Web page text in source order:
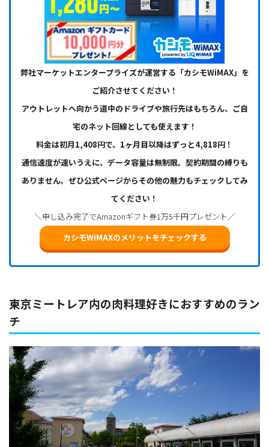
弊社マーケットエンタープライズが運営する「カシモWiMAX」を
ご紹介させてください！
アウトレットへ向かう道中のドライブや旅行先はもちろん、ご自
宅のネット回線としても使えます！
料金は初月1,408円で、1ヶ月目以降はずっと4,818円！
通信速度が速いうえに、データ容量は無制限。契約期間の縛りも
ありません。ぜひ公式ページからその他の魅力もチェックしてみ
てください！
＼申し込み完了でAmazonギフト券1万5千円プレゼント／
カシモWiMAXのメリットをチェックする
東京ミートレア内の肉料理好きにおすすめのラン
チ